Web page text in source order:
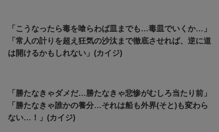
「こうなったら毒を喰らわば皿までも…毒皿でいくか…」
「常人の計りを超え狂気の沙汰まで徹底させれば、逆に道
は開けるかもしれない」(カイジ)
「勝たなきゃダメだ…勝たなきゃ悲惨がむしろ当たり前」
「勝たなきゃ誰かの養分…それは船も外界(そと)も変わら
ない…！」(カイジ)